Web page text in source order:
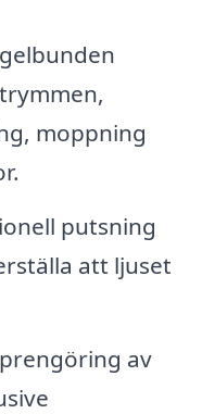
moppning
putsning
att ljuset
av